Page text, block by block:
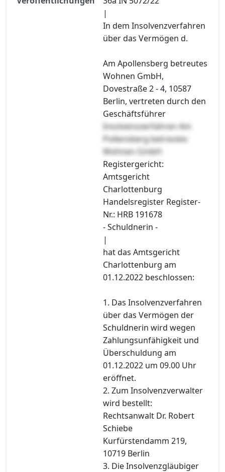
|
In dem Insolvenzverfahren
über das Vermögen d.
Am Apollensberg betreutes
Wohnen GmbH,
Dovestraße 2 - 4, 10587
Berlin, vertreten durch den
Geschäftsführer
Insolvenzverfahren Am
Pollensberg betreutes
Wohnen GmbH
Registergericht:
Amtsgericht
Charlottenburg
Handelsregister Register-
Nr.: HRB 191678
- Schuldnerin -
|
hat das Amtsgericht
Charlottenburg am
01.12.2022 beschlossen:
1. Das Insolvenzverfahren
über das Vermögen der
Schuldnerin wird wegen
Zahlungsunfähigkeit und
Überschuldung am
01.12.2022 um 09.00 Uhr
eröffnet.
2. Zum Insolvenzverwalter
wird bestellt:
Rechtsanwalt Dr. Robert
Schiebe
Kurfürstendamm 219,
10719 Berlin
3. Die Insolvenzgläubiger